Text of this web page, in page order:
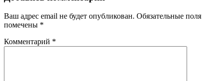
Ваш адрес email не будет опубликован. Обязательные поля
помечены *
Комментарий *